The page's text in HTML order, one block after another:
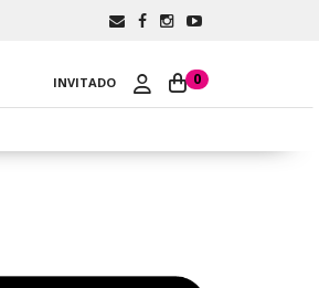
INVITADO 0